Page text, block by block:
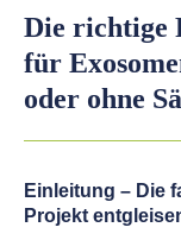
Die richtige
für
oder ohne
Einleitung – Die
Projekt